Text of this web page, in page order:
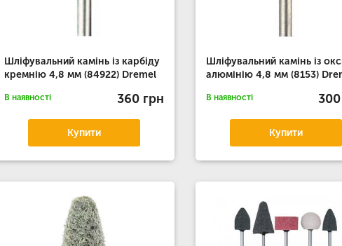
Шліфувальний камінь із карбіду
кремнію 4,8 мм (84922) Dremel
В наявності 360 грн
Купити
Шліфувальний камінь із
алюмінію 4,8 мм (8153)
В наявності
Купити